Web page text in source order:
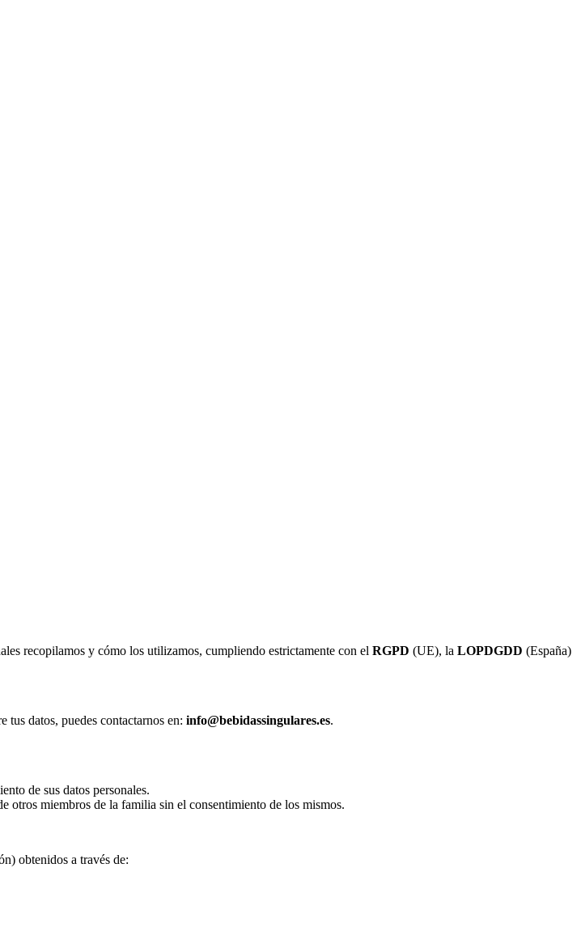
recopilamos y cómo los utilizamos, cumpliendo estrictamente con el RGPD (UE), la LOPDGDD (España)
datos, puedes contactarnos en: info@bebidassingulares.es.
de sus datos personales.
otros miembros de la familia sin el consentimiento de los mismos.
obtenidos a través de: